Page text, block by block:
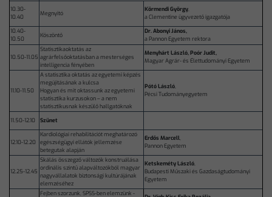
10.30-
10.40
Megnyitó
Körmendi György,
a Clementine ügyvezető igazgatója
10.40-
10.50
Köszöntő
Dr. Abonyi János,
a Pannon Egyetem rektora
10.50-11.05
Statisztikaoktatás az
agrárfelsőoktatásban a mesterséges
intelligencia fényében
Menyhárt László, Poór Judit,
Magyar Agrár- és Élettudományi Egyetem
11.10-11.50
A statisztika oktatás az egyetemi képzés
megújításának a kulcsa
Hogyan és mit oktassunk az egyetemi
statisztika kurzusokon – a nem
statisztikusnak készülő hallgatóknak
Pótó László,
Pécsi Tudományegyetem
11.50-12.10 Szünet
12.10-12.20
Kardiológiai rehabilitációt meghatározó
egészségügyi ellátók jellemzése
betegutak alapján
Erdős Marcell,
Pannon Egyetem
12.25-12.45
Skálás összegző változók konstruálása
ordinális szintű alapváltozókból magyar
nagyvállalatok biztonsági kultúrájának
elemzéséhez
Ketskeméty László,
Budapesti Műszaki és Gazdaságtudományi
Egyetem
Fejben szorzunk, SPSS-ben elemzünk -